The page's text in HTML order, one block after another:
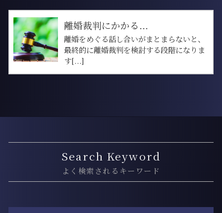
離婚裁判にかかる...
離婚をめぐる話し合いがまとまらないと、
最終的に離婚裁判を検討する段階になりま
す[...]
Search Keyword
よく検索されるキーワード